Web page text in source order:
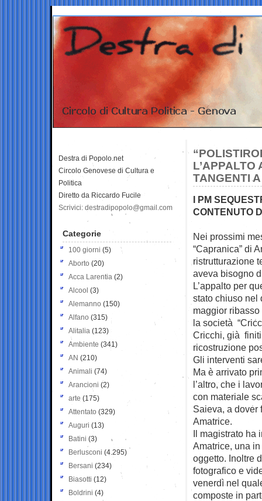
L’APPALTO
TANGENTI
I PM
CONTENUTO
Nei prossimi
“Capranica” di
ristrutturazione
aveva bisogno
L’appalto per
stato chiuso nel
maggior
la società
Cricchi, già
ricostruzione
Gli interventi
Ma è arrivato
l’altro, che i
con materiale
Saieva, a
Amatrice.
Il magistrato ha
Amatrice, una
oggetto. Inoltre
fotografico e
venerdì nel
composte in
Destra di Popolo.net
Circolo Genovese di Cultura e
Politica
Diretto da Riccardo Fucile
Scrivici: destradipopolo@gmail.com
Categorie
100 giorni (5)
Aborto (20)
Acca Larentia (2)
Alcool (3)
Alemanno (150)
Alfano (315)
Alitalia (123)
Ambiente (341)
AN (210)
Animali (74)
Arancioni (2)
arte (175)
Attentato (329)
Auguri (13)
Batini (3)
Berlusconi (4.295)
Bersani (234)
Biasotti (12)
Boldrini (4)